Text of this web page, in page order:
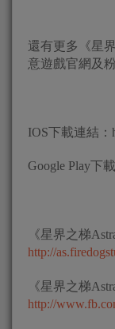
還有更多《星
意遊戲官網及粉
IOS下載連結：
Google Play下
《星界之梯
http://
《星界之梯
http://